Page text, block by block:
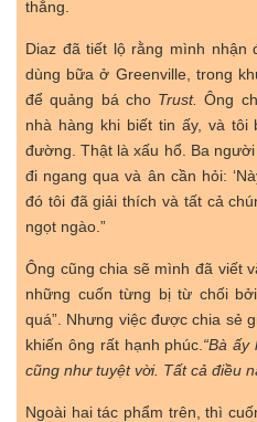
thắng.
Diaz đã tiết lộ rằng mình nhận
dùng bữa ở Greenville, trong
để quảng bá cho Trust. Ông
nhà hàng khi biết tin ấy, và
đường. Thật là xấu hổ. Ba
đi ngang qua và ân cần hỏi:
đó tôi đã giải thích và tất cả
ngọt ngào.”
Ông cũng chia sẽ mình đã viết
những cuốn từng bị từ chối
quá”. Nhưng việc được chia sẻ
khiến ông rất hạnh phúc. “Bà
cũng như tuyệt vời. Tất cả điều
Ngoài hai tác phẩm trên, thì